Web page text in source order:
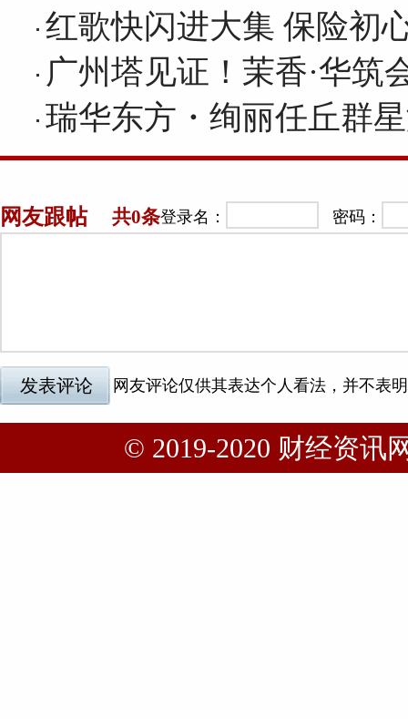
红歌快闪进大集 保险
广州塔见证！茉香·华筑
瑞华东方・绚丽任丘群
© 2019-2020 财经资讯